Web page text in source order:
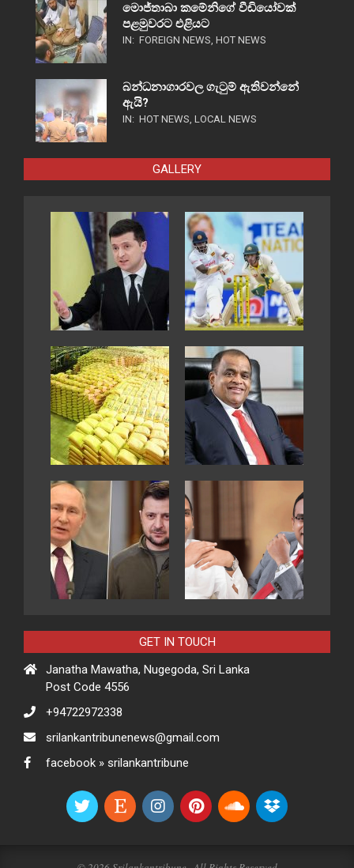
මොජ්තාබා කමේනිගේ වීඩියෝවක්
පළමුවරට එළියට
IN: FOREIGN NEWS, HOT NEWS
බන්ධනාගාරවල ගැටුම් ඇතිවන්නේ
ඇයි?
IN: HOT NEWS, LOCAL NEWS
GALLERY
GET IN TOUCH
Janatha Mawatha, Nugegoda, Sri Lanka
Post Code 4556
+94722972338
srilankantribunenews@gmail.com
facebook » srilankantribune